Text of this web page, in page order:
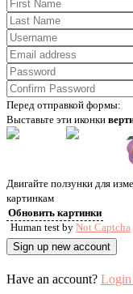
Перед отправкой формы:
Выставьте эти иконки
Двигайте ползунки для
картинкам
Обновить картинки
Human test by Not Captcha
Have an account? Login